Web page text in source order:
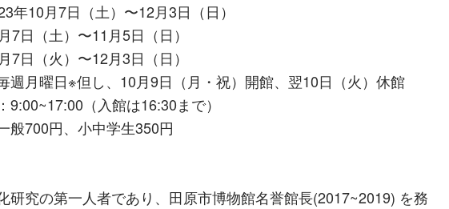
年10月7日（土）〜12月3日（日）
7日（土）〜11月5日（日）
7日（火）〜12月3日（日）
週月曜日※但し、10月9日（月・祝）開館、翌10日（火）休館
9:00~17:00（入館は16:30まで）
般700円、小中学生350円
研究の第一人者であり、田原市博物館名誉館長(2017~2019) を務